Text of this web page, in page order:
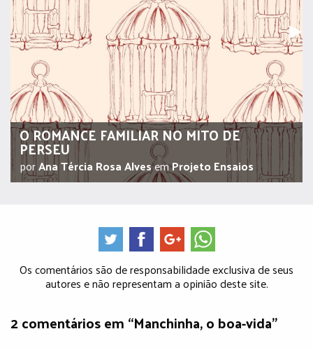
▶︎
O ROMANCE FAMILIAR NO MITO DE
PERSEU
porAna Tércia Rosa AlvesemProjeto Ensaios
Os comentários são de responsabilidade exclusiva de seus
autores e não representam a opinião deste site.
2 comentários em “Manchinha, o boa-vida”